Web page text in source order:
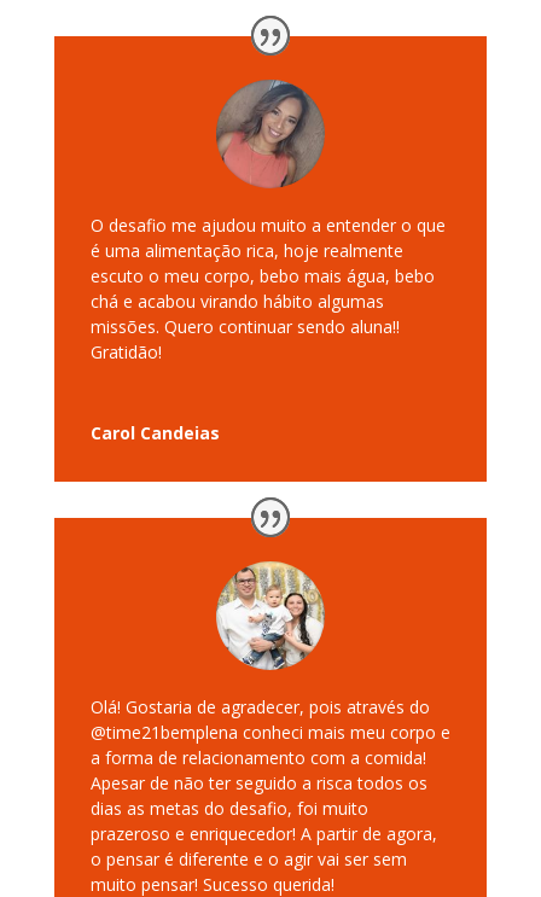
O desafio me ajudou muito a entender o que
é uma alimentação rica, hoje realmente
escuto o meu corpo, bebo mais água, bebo
chá e acabou virando hábito algumas
missões. Quero continuar sendo aluna!!
Gratidão!
Carol Candeias
Olá! Gostaria de agradecer, pois através do
@time21bemplena conheci mais meu corpo e
a forma de relacionamento com a comida!
Apesar de não ter seguido a risca todos os
dias as metas do desafio, foi muito
prazeroso e enriquecedor! A partir de agora,
o pensar é diferente e o agir vai ser sem
muito pensar! Sucesso querida!